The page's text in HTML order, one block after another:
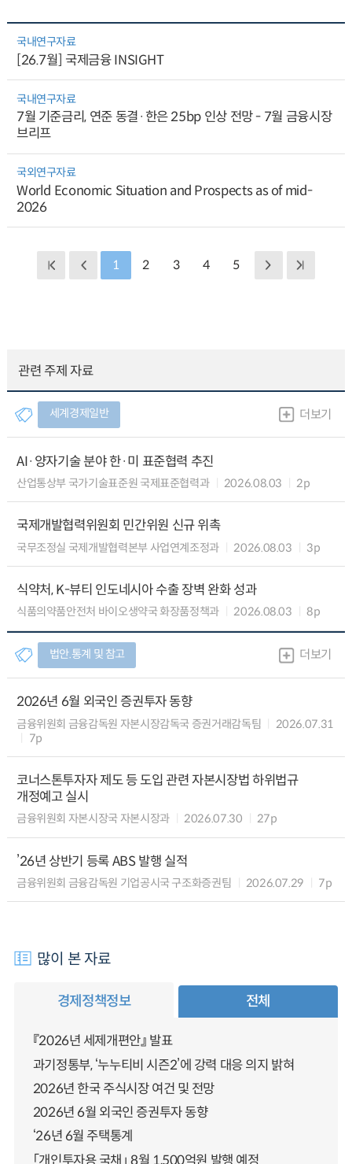
국내연구자료
[26.7월] 국제금융 INSIGHT
국내연구자료
7월 기준금리, 연준 동결·한은 25bp 인상 전망 - 7월 금융시장
브리프
국외연구자료
World Economic Situation and Prospects as of mid-
2026
1 2 3 4 5
관련 주제 자료
세계경제일반 더보기
AI·양자기술 분야 한·미 표준협력 추진
산업통상부 국가기술표준원 국제표준협력과 2026.08.03 2p
국제개발협력위원회 민간위원 신규 위촉
국무조정실 국제개발협력본부 사업연계조정과 2026.08.03 3p
식약처, K-뷰티 인도네시아 수출 장벽 완화 성과
식품의약품안전처 바이오생약국 화장품정책과 2026.08.03 8p
법안.통계 및 참고 더보기
2026년 6월 외국인 증권투자 동향
금융위원회 금융감독원 자본시장감독국 증권거래감독팀
2026.07.31
7p
코너스톤투자자 제도 등 도입 관련 자본시장법 하위법규
개정예고 실시
금융위원회 자본시장국 자본시장과 2026.07.30 27p
’26년 상반기 등록 ABS 발행 실적
금융위원회 금융감독원 기업공시국 구조화증권팀 2026.07.29 7p
많이 본 자료
경제정책정보 전체
『2026년 세제개편안』 발표
과기정통부, ‘누누티비 시즌2’에 강력 대응 의지 밝혀
2026년 한국 주식시장 여건 및 전망
2026년 6월 외국인 증권투자 동향
‘26년 6월 주택통계
「개인투자용 국채」 8월 1,500억원 발행 예정